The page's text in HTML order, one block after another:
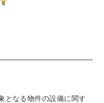
となる物件の設備に関す